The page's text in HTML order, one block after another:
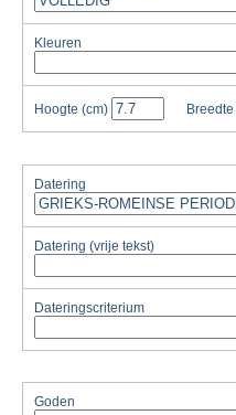
Kleuren
Hoogte (cm) Breedte
Datering
Datering (vrije tekst)
Dateringscriterium
Goden